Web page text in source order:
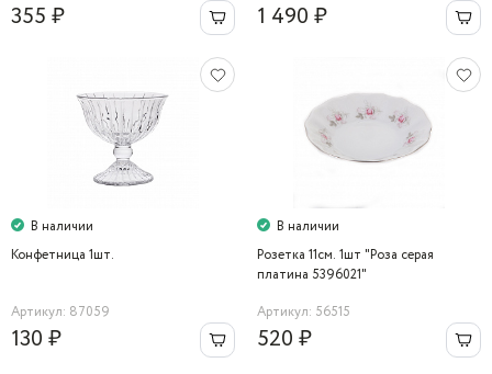
355 ₽ 1 490 ₽
В наличии
Конфетница 1шт.
Артикул: 87059
130 ₽
В наличии
Розетка 11см. 1шт "Роза серая
платина 5396021"
Артикул: 56515
520 ₽